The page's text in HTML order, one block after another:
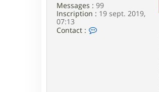
Messages : 99
Inscription : 19 sept. 2019,
07:13
Contact :